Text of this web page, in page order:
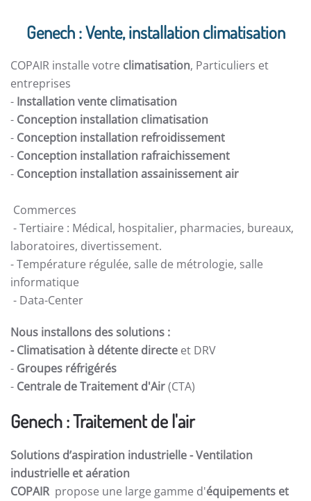
Genech : Vente, installation climatisation
COPAIR installe votre climatisation, Particuliers et
entreprises
- Installation vente climatisation
- Conception installation climatisation
- Conception installation refroidissement
- Conception installation rafraichissement
- Conception installation assainissement air
Commerces
- Tertiaire : Médical, hospitalier, pharmacies, bureaux,
laboratoires, divertissement.
- Température régulée, salle de métrologie, salle
informatique
- Data-Center
Nous installons des solutions :
- Climatisation à détente directe et DRV
- Groupes réfrigérés
- Centrale de Traitement d'Air(CTA)
Genech : Traitement de l'air
Solutions d’aspiration industrielle -Ventilation
industrielle et aération
COPAIR propose une large gamme d'équipements et